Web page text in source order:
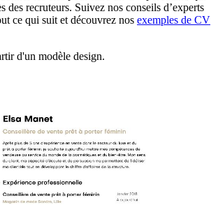
des recruteurs. Suivez nos conseils d’experts
ce qui suit et découvrez nos exemples de CV
d'un modèle design.